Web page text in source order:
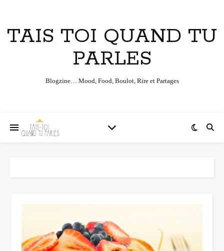
TAIS TOI QUAND TU
PARLES
Blogzine… Mood, Food, Boulot, Rire et Partages